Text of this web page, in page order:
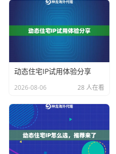
器。虽然听起来有些复杂，
做一道简单的家常菜，只要
第一步：确认路由器支持
并不是所有的路由器都支持
你的路由器是否具备这个能
的路由器或是专用的代理路
查阅路由器的说明书，或者
是否支持IP代理。
动态住宅IP试用体验分享
2026-08-06 28 人在看